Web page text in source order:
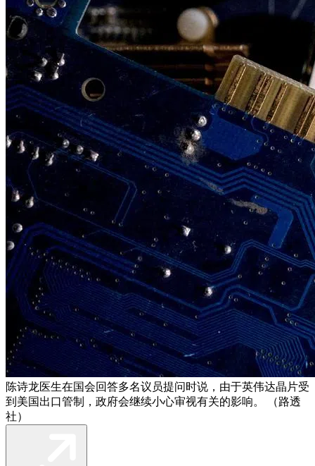
陈诗龙医生在国会回答多名议员提问时说，由于英伟达晶片受
到美国出口管制，政府会继续小心审视有关的影响。 （路透
社）